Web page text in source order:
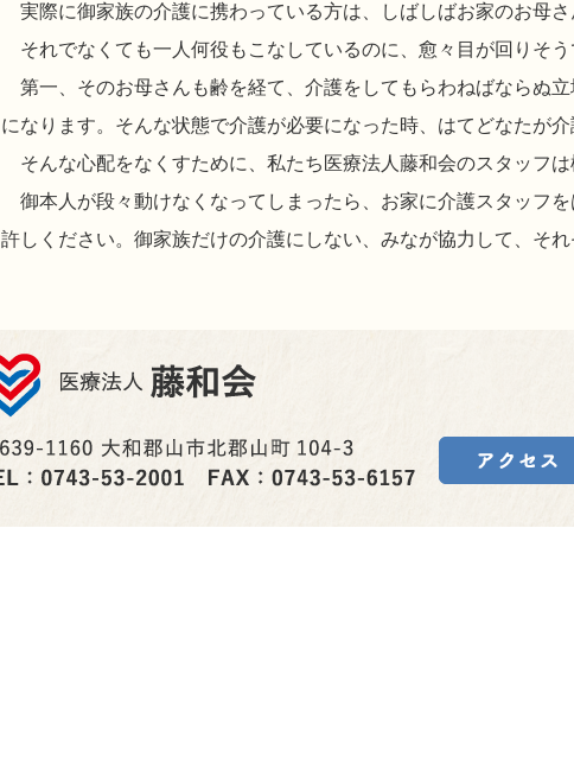
実際に御家族の介護に携わっている方は、しばしばお家のお母さ
それでなくても一人何役もこなしているのに、愈々目が回りそう
第一、そのお母さんも齢を経て、介護をしてもらわねばならぬ
になります。そんな状態で介護が必要になった時、はてどなたが介
そんな心配をなくすために、私たち医療法人藤和会のスタッフは
御本人が段々動けなくなってしまったら、お家に介護スタッフ
許しください。御家族だけの介護にしない、みなが協力して、そ